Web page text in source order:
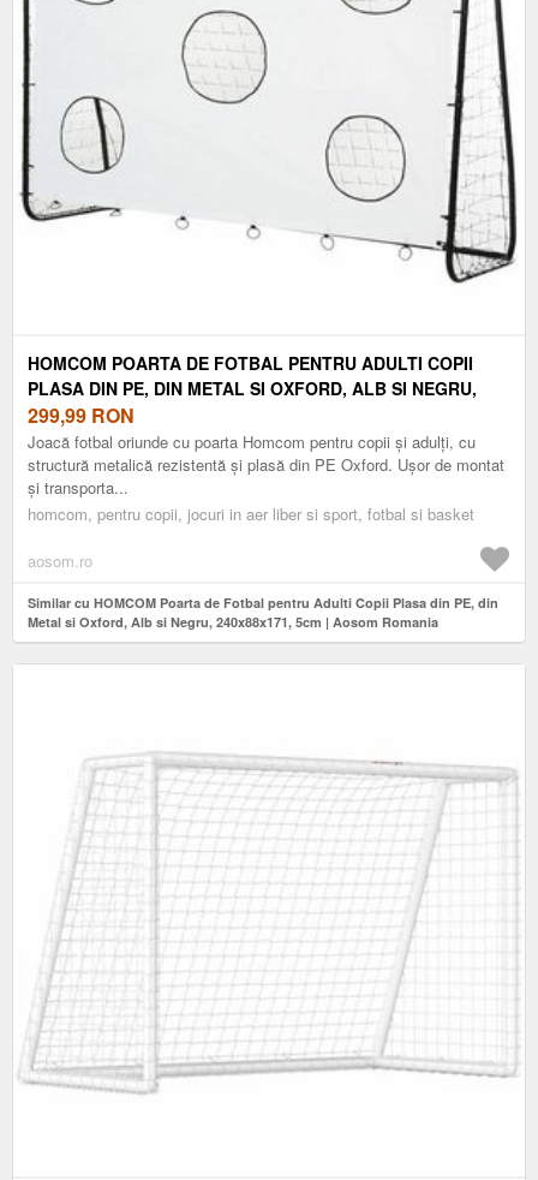
HOMCOM POARTA DE FOTBAL PENTRU ADULTI COPII
PLASA DIN PE, DIN METAL SI OXFORD, ALB SI NEGRU,
240X88X171, 5CM | AOSOM ROMANIA
299,99 RON
Joacă fotbal oriunde cu poarta Homcom pentru copii și adulți, cu
structură metalică rezistentă și plasă din PE Oxford. Ușor de montat
și transporta...
homcom, pentru copii, jocuri in aer liber si sport, fotbal si basket
aosom.ro
Similar cu HOMCOM Poarta de Fotbal pentru Adulti Copii Plasa din PE, din
Metal si Oxford, Alb si Negru, 240x88x171, 5cm | Aosom Romania